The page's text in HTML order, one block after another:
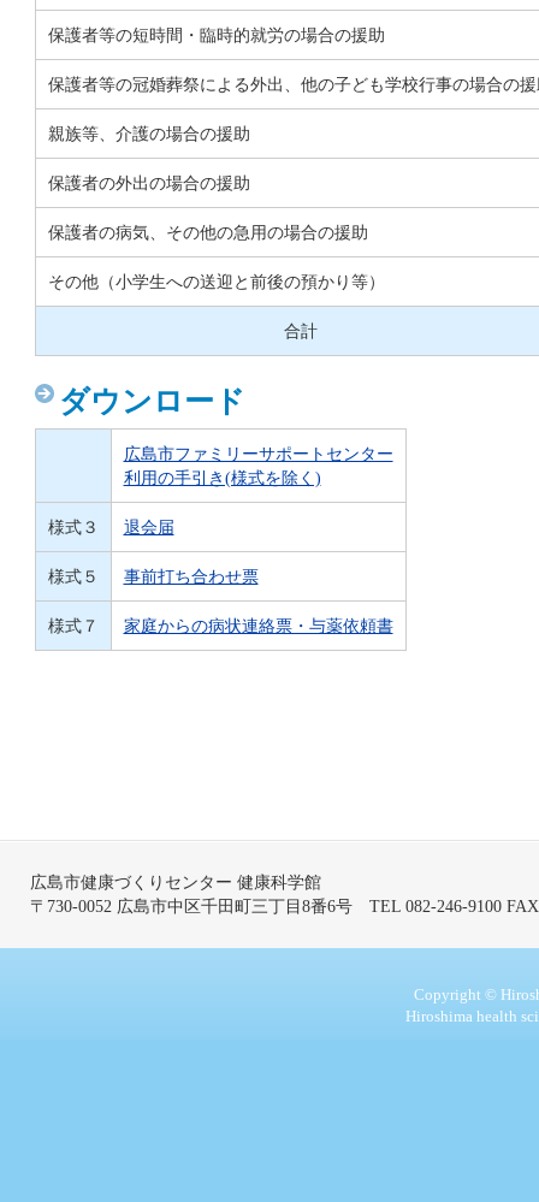
保護者等の短時間・臨時的就労の場合の援助
保護者等の冠婚葬祭による外出、他の子ども学校行事の場合の
親族等、介護の場合の援助
保護者の外出の場合の援助
保護者の病気、その他の急用の場合の援助
その他（小学生への送迎と前後の預かり等）
合計
ダウンロード
広島市ファミリーサポートセンター
利用の手引き(様式を除く)
様式３ 退会届
様式５ 事前打ち合わせ票
様式７ 家庭からの病状連絡票・与薬依頼書
広島市健康づくりセンター 健康科学館
〒730-0052 広島市中区千田町三丁目8番6号 TEL 082-246-9100 FAX
Copyright ©
Hiroshima health